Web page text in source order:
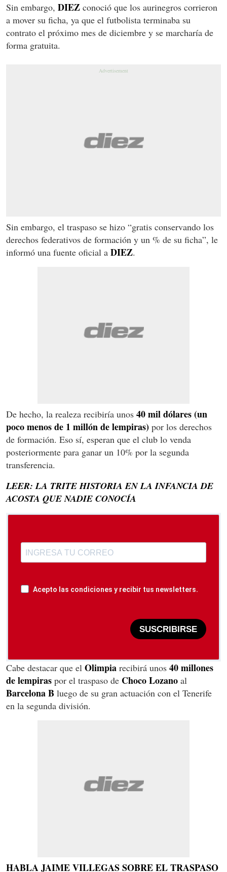
Sin embargo, DIEZ conoció que los aurinegros corrieron
a mover su ficha, ya que el futbolista terminaba su
contrato el próximo mes de diciembre y se marcharía de
forma gratuita.
Sin embargo, el traspaso se hizo “gratis conservando los
derechos federativos de formación y un % de su ficha”, le
informó una fuente oficial a DIEZ.
De hecho, la realeza recibiría unos 40 mil dólares (un
poco menos de 1 millón de lempiras) por los derechos
de formación. Eso sí, esperan que el club lo venda
posteriormente para ganar un 10% por la segunda
transferencia.
LEER: LA TRITE HISTORIA EN LA INFANCIA DE
ACOSTA QUE NADIE CONOCÍA
Acepto las condiciones y recibir tus newsletters.
SUSCRIBIRSE
Cabe destacar que el Olimpia recibirá unos 40 millones
de lempiras por el traspaso de Choco Lozano al
Barcelona B luego de su gran actuación con el Tenerife
en la segunda división.
HABLA JAIME VILLEGAS SOBRE EL TRASPASO